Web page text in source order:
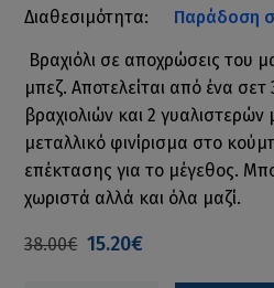
Διαθεσιμότητα:
Παράδοση
Βραχιόλι σε αποχρώσεις του
μπεζ. Αποτελείται από ένα
βραχιολιών και 2
μεταλλικό φινίρισμα στο
επέκτασης για το μέγεθος.
χωριστά αλλά και όλα μαζί.
38.00€ 15.20€